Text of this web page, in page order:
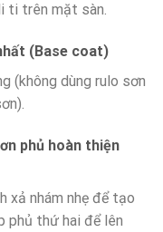
ti trên mặt sàn.
(Base coat)
(không dùng rulo sơn
phủ hoàn thiện
xả nhám nhẹ để tạo
phủ thứ hai để lên